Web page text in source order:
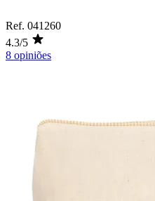
Ref. 041260
4.3/5
8 opiniões